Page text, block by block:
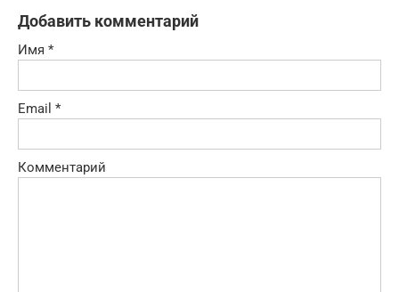
Добавить комментарий
Имя *
Email *
Комментарий